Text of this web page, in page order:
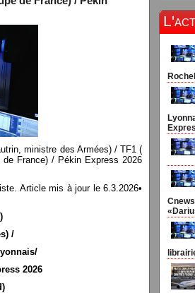
ministre des Armées) / TF1 (
France) / Pékin Express 2026
Article mis à jour le 6.3.2026•
/
2026